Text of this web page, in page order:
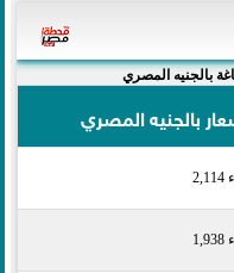
بالجنيه المصري
بالجنيه المصري